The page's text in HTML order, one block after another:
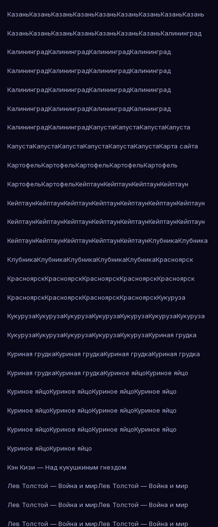
КазаньКазаньКазаньКазаньКазаньКазаньКазаньКазаньКазань
КазаньКазаньКазаньКазаньКазаньКазаньКазаньКалининград
КалининградКалининградКалининградКалининград
КалининградКалининградКалининградКалининград
КалининградКалининградКалининградКалининград
КалининградКалининградКалининградКалининград
КалининградКалининградКапустаКапустаКапустаКапуста
КапустаКапустаКапустаКапустаКапустаКапустаКарта сайта
КартофельКартофельКартофельКартофельКартофель
КартофельКартофельКейптаунКейптаунКейптаунКейптаун
КейптаунКейптаунКейптаунКейптаунКейптаунКейптаунКейптаун
КейптаунКейптаунКейптаунКейптаунКейптаунКейптаунКейптаун
КейптаунКейптаунКейптаунКейптаунКейптаунКлубникаКлубника
КлубникаКлубникаКлубникаКлубникаКлубникаКрасноярск
КрасноярскКрасноярскКрасноярскКрасноярскКрасноярск
КрасноярскКрасноярскКрасноярскКрасноярскКукуруза
КукурузаКукурузаКукурузаКукурузаКукурузаКукурузаКукуруза
КукурузаКукурузаКукурузаКукурузаКукурузаКуриная грудка
Куриная грудкаКуриная грудкаКуриная грудкаКуриная грудка
Куриная грудкаКуриная грудкаКуриное яйцоКуриное яйцо
Куриное яйцоКуриное яйцоКуриное яйцоКуриное яйцо
Куриное яйцоКуриное яйцоКуриное яйцоКуриное яйцо
Куриное яйцоКуриное яйцоКуриное яйцоКуриное яйцо
Куриное яйцоКуриное яйцо
Кэн Кизи — Над кукушкиным гнездом
Лев Толстой — Война и мирЛев Толстой — Война и мир
Лев Толстой — Война и мирЛев Толстой — Война и мир
Лев Толстой — Война и мирЛев Толстой — Война и мир